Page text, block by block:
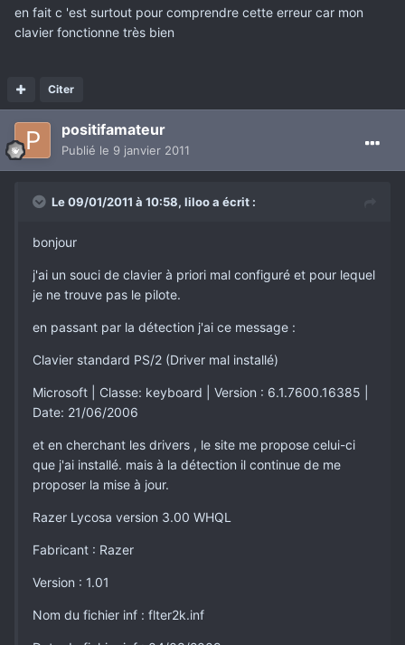
en fait c 'est surtout pour comprendre cette erreur car mon
clavier fonctionne très bien
Citer
positifamateur
Publié le 9 janvier 2011
Le 09/01/2011 à 10:58, liloo a écrit :
bonjour
j'ai un souci de clavier à priori mal configuré et pour lequel
je ne trouve pas le pilote.
en passant par la détection j'ai ce message :
Clavier standard PS/2 (Driver mal installé)
Microsoft | Classe: keyboard | Version : 6.1.7600.16385 |
Date: 21/06/2006
et en cherchant les drivers , le site me propose celui-ci
que j'ai installé. mais à la détection il continue de me
proposer la mise à jour.
Razer Lycosa version 3.00 WHQL
Fabricant : Razer
Version : 1.01
Nom du fichier inf : flter2k.inf